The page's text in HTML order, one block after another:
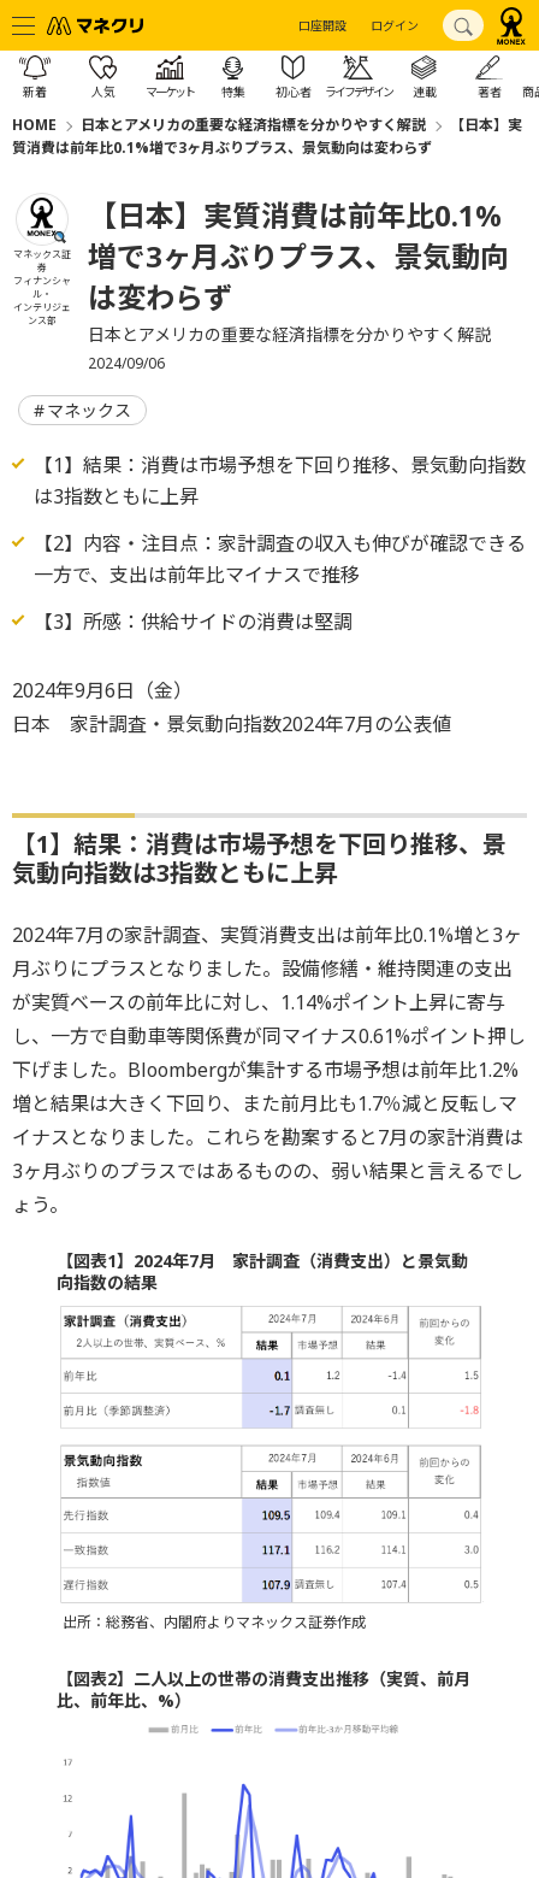
口座開設 ログイン
新着 人気 マーケット 特集 初心者 ライフデザイン 連載 著者 商
HOME 日本とアメリカの重要な経済指標を分かりやすく解説
【日本】実
質消費は前年比0.1%増で3ヶ月ぶりプラス、景気動向は変わらず
マネックス証
券
フィナンシャ
ル・
インテリジェ
ンス部
【日本】実質消費は前年比0.1%
増で3ヶ月ぶりプラス、景気動向
は変わらず
日本とアメリカの重要な経済指標を分かりやすく解説
2024/09/06
マネックス
【1】結果：消費は市場予想を下回り推移、景気動向指数
は3指数ともに上昇
【2】内容・注目点：家計調査の収入も伸びが確認できる
一方で、支出は前年比マイナスで推移
【3】所感：供給サイドの消費は堅調
2024年9月6日（金）
日本 家計調査・景気動向指数2024年7月の公表値
【1】結果：消費は市場予想を下回り推移、景
気動向指数は3指数ともに上昇
2024年7月の家計調査、実質消費支出は前年比0.1%増と3ヶ
月ぶりにプラスとなりました。設備修繕・維持関連の支出
が実質ベースの前年比に対し、1.14%ポイント上昇に寄与
し、一方で自動車等関係費が同マイナス0.61%ポイント押し
下げました。Bloombergが集計する市場予想は前年比1.2%
増と結果は大きく下回り、また前月比も1.7％減と反転しマ
イナスとなりました。これらを勘案すると7月の家計消費は
3ヶ月ぶりのプラスではあるものの、弱い結果と言えるでし
ょう。
【図表1】2024年7月 家計調査（消費支出）と景気動
向指数の結果
出所：総務省、内閣府よりマネックス証券作成
【図表2】二人以上の世帯の消費支出推移（実質、前月
比、前年比、%）